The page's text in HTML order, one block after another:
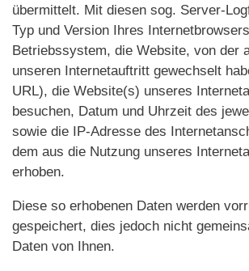
übermittelt. Mit diesen sog. Server-
Typ und Version Ihres
Betriebssystem, die Website, von der
unseren Internetauftritt gewechselt
URL), die Website(s) unseres
besuchen, Datum und Uhrzeit des
sowie die IP-Adresse des
dem aus die Nutzung unseres
erhoben.
Diese so erhobenen Daten werden
gespeichert, dies jedoch nicht
Daten von Ihnen.